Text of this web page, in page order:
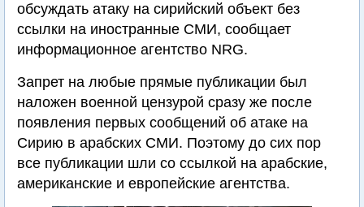
обсуждать атаку на сирийский объект без
ссылки на иностранные СМИ, сообщает
информационное агентство NRG.
Запрет на любые прямые публикации был
наложен военной цензурой сразу же после
появления первых сообщений об атаке на
Сирию в арабских СМИ. Поэтому до сих пор
все публикации шли со ссылкой на арабские,
американские и европейские агентства.